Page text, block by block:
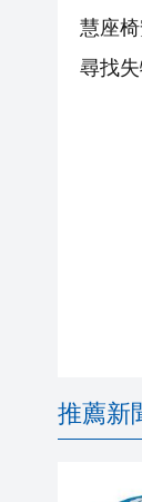
慧座
尋找
推薦新